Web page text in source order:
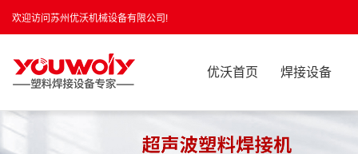
欢迎访问苏州优沃机械设备有限公司!
优沃首页 焊接设备